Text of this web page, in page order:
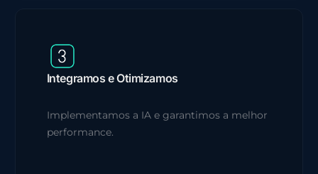
Integramos e Otimizamos
Implementamos a IA e garantimos a melhor
performance.